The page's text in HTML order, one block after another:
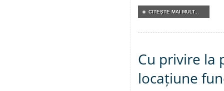
CITEŞTE MAI MULT...
Cu privire la
locațiune